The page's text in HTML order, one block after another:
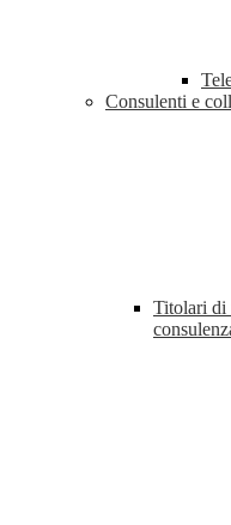
Consulenti e
Titolari di